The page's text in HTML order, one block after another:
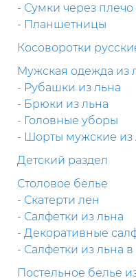
- Сумки через
- Планшетницы
Косоворотки
Мужская одежда из
- Рубашки из льна
- Брюки из льна
- Головные уборы
- Шорты мужские из
Детский раздел
Столовое белье
- Скатерти лен
- Салфетки из льна
- Декоративные
- Салфетки из льна
Постельное белье